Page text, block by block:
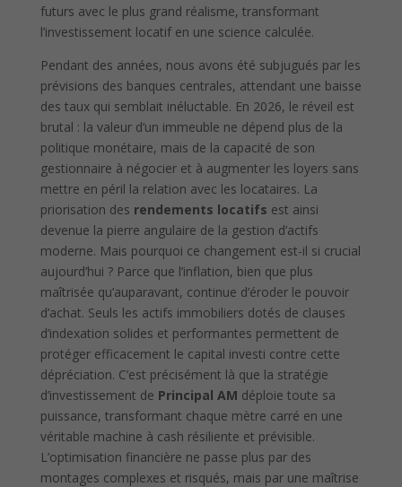
futurs avec le plus grand réalisme, transformant
l’investissement locatif en une science calculée.
Pendant des années, nous avons été subjugués par les
prévisions des banques centrales, attendant une baisse
des taux qui semblait inéluctable. En 2026, le réveil est
brutal : la valeur d’un immeuble ne dépend plus de la
politique monétaire, mais de la capacité de son
gestionnaire à négocier et à augmenter les loyers sans
mettre en péril la relation avec les locataires. La
priorisation des rendements locatifs est ainsi
devenue la pierre angulaire de la gestion d’actifs
moderne. Mais pourquoi ce changement est-il si crucial
aujourd’hui ? Parce que l’inflation, bien que plus
maîtrisée qu’auparavant, continue d’éroder le pouvoir
d’achat. Seuls les actifs immobiliers dotés de clauses
d’indexation solides et performantes permettent de
protéger efficacement le capital investi contre cette
dépréciation. C’est précisément là que la stratégie
d’investissement de Principal AM déploie toute sa
puissance, transformant chaque mètre carré en une
véritable machine à cash résiliente et prévisible.
L’optimisation financière ne passe plus par des
montages complexes et risqués, mais par une maîtrise